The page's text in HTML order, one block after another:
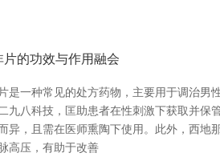
片的功效与作用融会
是一种常见的处方药物，主要用于调治男
九八科技，匡助患者在性刺激下获取并保
异，且需在医师熏陶下使用。此外，西
高压，有助于改善